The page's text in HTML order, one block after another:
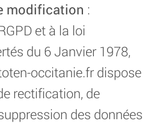
modification :
et à la loi
du 6 Janvier 1978,
occitanie.fr dispose
rectification, de
des données